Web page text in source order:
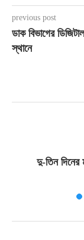
previous post
ডাক বিভাগের
স্থানে
দু-তিন দিনের